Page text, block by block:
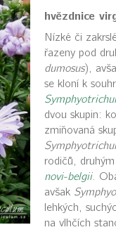
hvězdnice
Nízké či
řazeny pod
dumosus),
se kloní k
dvou skupin:
zmiňovaná
rodičů,
novi-belgii.
avšak
lehkých,
na vlhčích